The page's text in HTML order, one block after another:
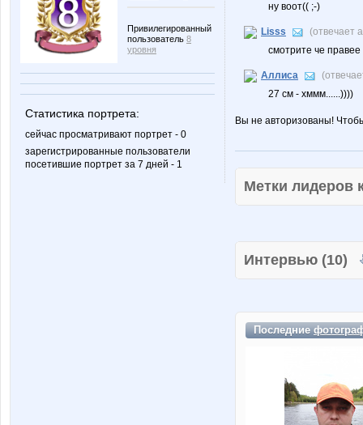
Привилегированный
пользователь 8
уровня
Статистика портрета:
сейчас просматривают портрет - 0
зарегистрированные пользователи
посетившие портрет за 7 дней - 1
ну воот(( ;-)
Lisss
(отвечает
смотрите че
Аллиса
27 см - хммм......))))
Вы не авторизованы!
Метки
Интервью (10)
Последние